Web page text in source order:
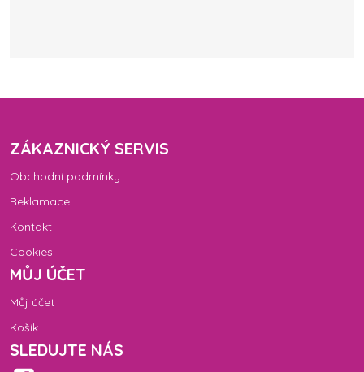
ZÁKAZNICKÝ SERVIS
Obchodní podmínky
Reklamace
Kontakt
Cookies
MŮJ ÚČET
Můj účet
Košík
SLEDUJTE NÁS